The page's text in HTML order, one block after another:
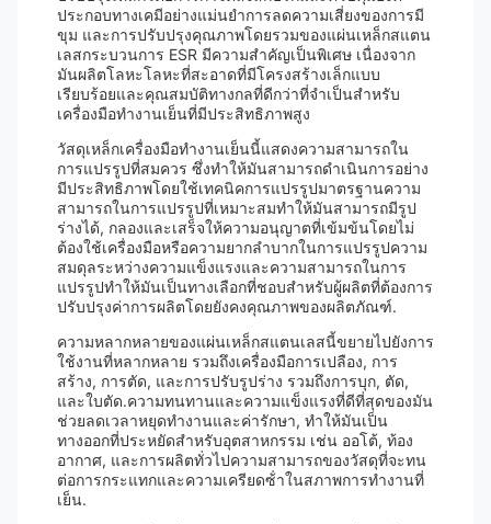
ประกอบทางเคมีอย่างแม่นยําการลดความเสี่ยงของการมี
ขุม และการปรับปรุงคุณภาพโดยรวมของแผ่นเหล็กสแตน
เลสกระบวนการ ESR มีความสําคัญเป็นพิเศษ เนื่องจาก
มันผลิตโลหะโลหะที่สะอาดที่มีโครงสร้างเล็กแบบ
เรียบร้อยและคุณสมบัติทางกลที่ดีกว่าที่จําเป็นสําหรับ
เครื่องมือทํางานเย็นที่มีประสิทธิภาพสูง
วัสดุเหล็กเครื่องมือทํางานเย็นนี้แสดงความสามารถใน
การแปรรูปที่สมควร ซึ่งทําให้มันสามารถดําเนินการอย่าง
มีประสิทธิภาพโดยใช้เทคนิคการแปรรูปมาตรฐานความ
สามารถในการแปรรูปที่เหมาะสมทําให้มันสามารถมีรูป
ร่างได้, กลองและเสร็จให้ความอนุญาตที่เข้มข้นโดยไม่
ต้องใช้เครื่องมือหรือความยากลําบากในการแปรรูปความ
สมดุลระหว่างความแข็งแรงและความสามารถในการ
แปรรูปทําให้มันเป็นทางเลือกที่ชอบสําหรับผู้ผลิตที่ต้องการ
ปรับปรุงค่าการผลิตโดยยังคงคุณภาพของผลิตภัณฑ์.
ความหลากหลายของแผ่นเหล็กสแตนเลสนี้ขยายไปยังการ
ใช้งานที่หลากหลาย รวมถึงเครื่องมือการเปลือง, การ
สร้าง, การตัด, และการปรับรูปร่าง รวมถึงการบุก, ตัด,
และใบตัด.ความทนทานและความแข็งแรงที่ดีที่สุดของมัน
ช่วยลดเวลาหยุดทํางานและค่ารักษา, ทําให้มันเป็น
ทางออกที่ประหยัดสําหรับอุตสาหกรรม เช่น ออโต้, ท้อง
อากาศ, และการผลิตทั่วไปความสามารถของวัสดุที่จะทน
ต่อการกระแทกและความเครียดซ้ําในสภาพการทํางานที่
เย็น.